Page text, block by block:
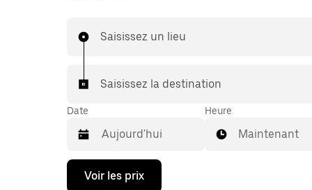
Saisissez un lieu
Saisissez la destination
Date
Appuyez
Heure
Maintenant
Voir les prix